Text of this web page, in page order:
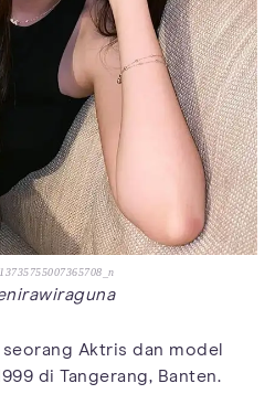
Aktris dan model
di Tangerang, Banten.